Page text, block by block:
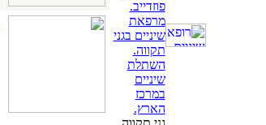
פוזדייב.
מרפאת
שיניים בגני
תקווה.
השתלת
שיניים
במרכז
הארץ.